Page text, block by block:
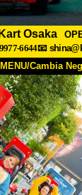
Osaka
6644📧
MENU/Cambia
INIZIO
Specifiche
Recensioni
Cambia